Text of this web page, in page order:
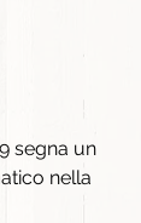
segna un
nella